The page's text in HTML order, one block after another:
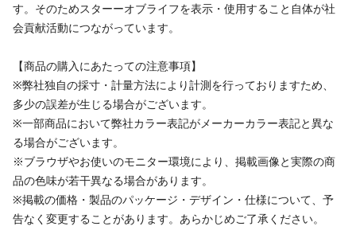
す。そのためスターーオブライフを表示・使用すること自体が社
会貢献活動につながっています。
【商品の購入にあたっての注意事項】
※弊社独自の採寸・計量方法により計測を行っておりますため、
多少の誤差が生じる場合がございます。
※一部商品において弊社カラー表記がメーカーカラー表記と異な
る場合がございます。
※ブラウザやお使いのモニター環境により、掲載画像と実際の商
品の色味が若干異なる場合があります。
※掲載の価格・製品のパッケージ・デザイン・仕様について、予
告なく変更することがあります。あらかじめご了承ください。